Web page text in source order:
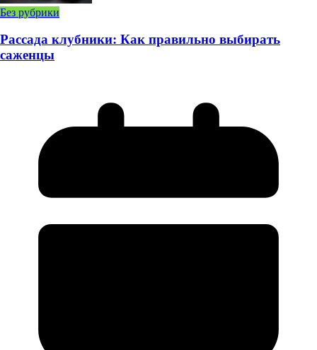
Без рубрики
Рассада клубники: Как правильно выбирать
саженцы